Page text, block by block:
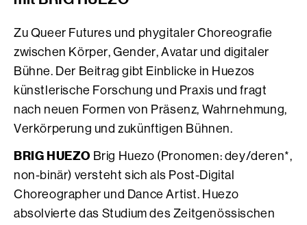
Zu Queer Futures und phygitaler Choreografie
zwischen Körper, Gender, Avatar und digitaler
Bühne. Der Beitrag gibt Einblicke in Huezos
künstlerische Forschung und Praxis und fragt
nach neuen Formen von Präsenz, Wahrnehmung,
Verkörperung und zukünftigen Bühnen.
BRIG HUEZO Brig Huezo (Pronomen: dey/deren*,
non-binär) versteht sich als Post-Digital
Choreographer und Dance Artist. Huezo
absolvierte das Studium des Zeitgenössischen